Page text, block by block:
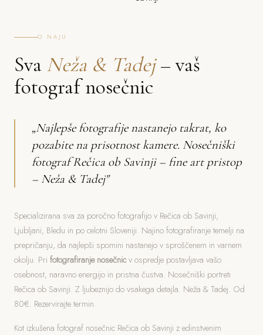
O NAJU
Sva Neža & Tadej– vaš
fotograf nosečnic
„Najlepše fotografije nastanejo takrat, ko
pozabite na prisotnost kamere. Nosečniški
fotograf Rečica ob Savinji – fine art pristop
– Neža & Tadej"
Specializirana sva za poročno fotografijo v Rečica ob Savinji,
Ljubljani, Bledu in po celotni Sloveniji. Najino fotografiranje temelji na
prepričanju, da najlepši spomini nastanejo v sproščenem in varnem
okolju. Pri fotografiranje nosečnic v ospredje postavljava vašo
osebnost, naravno energijo in pristna čustva. Nosečniški portreti
Rečica ob Savinji. Z ljubeznijo do vsakega detajla. Neža & Tadej. Od
80€. Rezervirajte termin.
Kot izkušena fotograf nosečnic Rečica ob Savinji z edinstvenim